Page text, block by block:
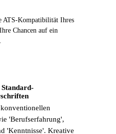
ATS-Kompatibilität Ihres
Chancen auf ein
Standard-
'Berufserfahrung',
'Kenntnisse'. Kreative